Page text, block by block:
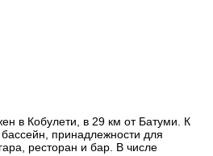
в Кобулети, в 29 км от Батуми. К
принадлежности для
ресторан и бар. В числе